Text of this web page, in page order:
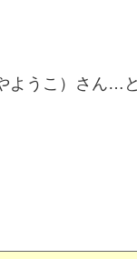
ようこ）さん…